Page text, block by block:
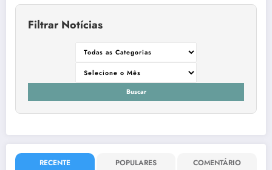
Filtrar Notícias
Buscar
RECENTE POPULARES COMENTÁRIO